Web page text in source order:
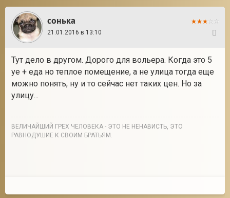
сонька
21.01.2016 в 13:10
Тут дело в другом. Дорого для вольера. Когда это 5
уе + еда но теплое помещение, а не улица тогда еще
можно понять, ну и то сейчас нет таких цен. Но за
улицу...
ВЕЛИЧАЙШИЙ ГРЕХ ЧЕЛОВЕКА - ЭТО НЕ НЕНАВИСТЬ, ЭТО
РАВНОДУШИЕ К СВОИМ БРАТЬЯМ.